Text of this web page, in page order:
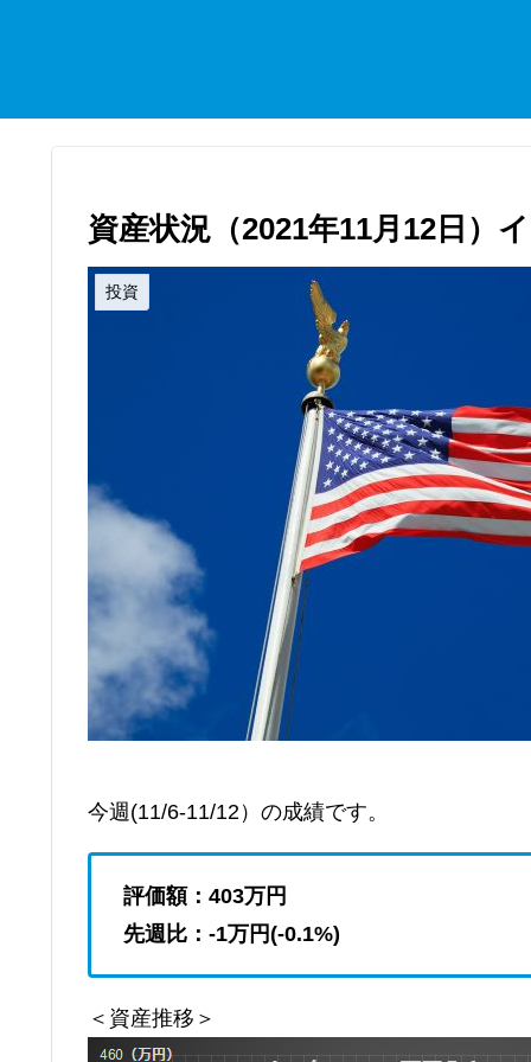
資産状況（2021年11月12日）
投資
今週(11/6-11/12）の成績です。
評価額：403万円
先週比：-1万円(-0.1%)
＜資産推移＞